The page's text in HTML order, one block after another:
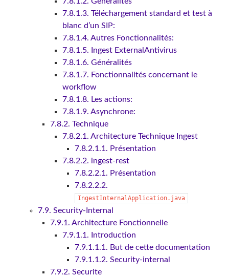
7.8.1.3. Téléchargement standard et test à
blanc d’un SIP:
7.8.1.4. Autres Fonctionnalités:
7.8.1.5. Ingest ExternalAntivirus
7.8.1.6. Généralités
7.8.1.7. Fonctionnalités concernant le
workflow
7.8.1.8. Les actions:
7.8.1.9. Asynchrone:
7.8.2. Technique
7.8.2.1. Architecture Technique Ingest
7.8.2.1.1. Présentation
7.8.2.2. ingest-rest
7.8.2.2.1. Présentation
7.8.2.2.2.
IngestInternalApplication.java
7.9. Security-Internal
7.9.1. Architecture Fonctionnelle
7.9.1.1. Introduction
7.9.1.1.1. But de cette documentation
7.9.1.1.2. Security-internal
7.9.2. Securite